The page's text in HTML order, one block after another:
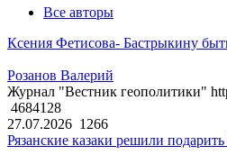
Все авторы
Ксения Фетисова- Бастрыкину
Розанов Валерий
Журнал "Вестник геополитики"
4684128
27.07.2026 1266
Рязанские казаки решили